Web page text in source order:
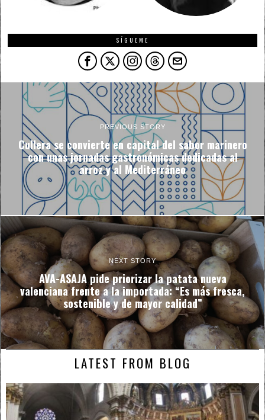
SÍGUEME
PREVIOUS STORY
Cullera se convierte en capital del sabor marinero
con unas jornadas gastronómicas dedicadas al
arroz y al Mediterráneo
NEXT STORY
AVA-ASAJA pide priorizar la patata nueva
valenciana frente a la importada: “Es más fresca,
sostenible y de mayor calidad”
LATEST FROM BLOG